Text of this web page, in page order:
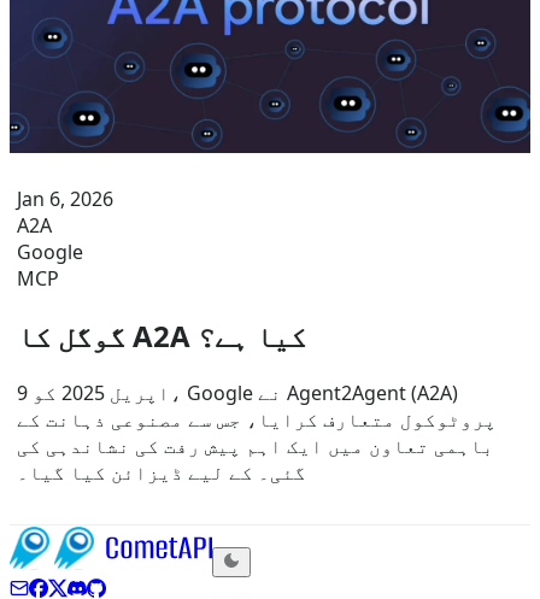
Jan 6, 2026
A2A
Google
MCP
گوگل کا A2A کیا ہے؟
9 اپریل 2025 کو، Google نے Agent2Agent (A2A)
پروٹوکول متعارف کرایا، جس سے مصنوعی ذہانت کے
باہمی تعاون میں ایک اہم پیش رفت کی نشاندہی کی
گئی۔ کے لیے ڈیزائن کیا گیا۔